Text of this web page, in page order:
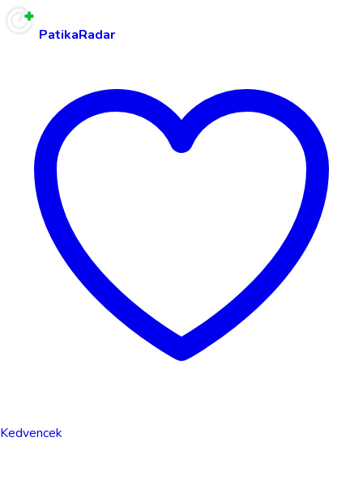
PatikaRadar
Kedvencek